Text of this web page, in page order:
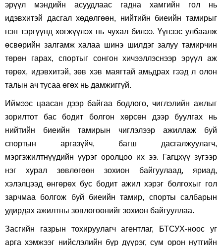
эрүүл мэндийн асуудлаас гадна хамгийн гол нь
идэвхитэй дасгал хөдөлгөөн, нийтийн биеийн тамирыг
нэн тэргүүнд хөгжүүлэх нь чухал билээ. Үүнээс улбаалж
өсвөрийн залгамж халаа шинэ шилдэг залуу тамирчин
төрөн гарах, спортыг сонгон хичээллэснээр эрүүл аж
төрөх, идэвхитэй, зөв хэв маягтай амьдрах гээд л олон
талын ач тусаа өгөх нь дамжиггүй.
Иймээс цаасан дээр байгаа бодлого, чиглэлийн ажлыг
зорилтот бас бодит болгон хөрсөн дээр буулгах нь
нийтийн биеийн тамирын чиглэлээр ажиллаж буй
спортын аргазүйч, багш дасгалжуулагч,
мэргэжилтнүүдийн үүрэг оролцоо их ээ. Гагцхүү зүгээр
нэг хурал зөвлөгөөн зохион байгуулаад, яриад,
хэлэлцээд өнгөрөх бус бодит ажил хэрэг болгохыг гол
зарчмаа болгож буй биеийн тамир, спорты салбарын
удирдах ажилтны зөвлөгөөнийг зохион байгууллаа.
Засгийн газрын тохируулагч агентлаг, БТСУХ-ноос уг
арга хэмжээг нийслэлийн бүр дүүрэг, сум орон нутгийн